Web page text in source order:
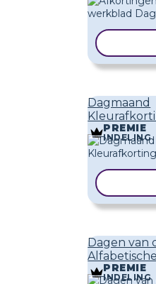
Dagmaand
PREMIE
INDELING
Dagen van
PREMIE
INDELING